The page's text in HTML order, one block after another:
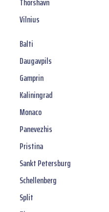
Vilnius
Balti
Daugavpils
Gamprin
Kaliningrad
Monaco
Panevezhis
Pristina
Sankt Petersburg
Schellenberg
Split